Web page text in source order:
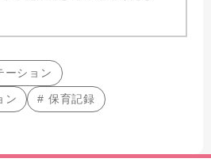
ーション
ン # 保育記録